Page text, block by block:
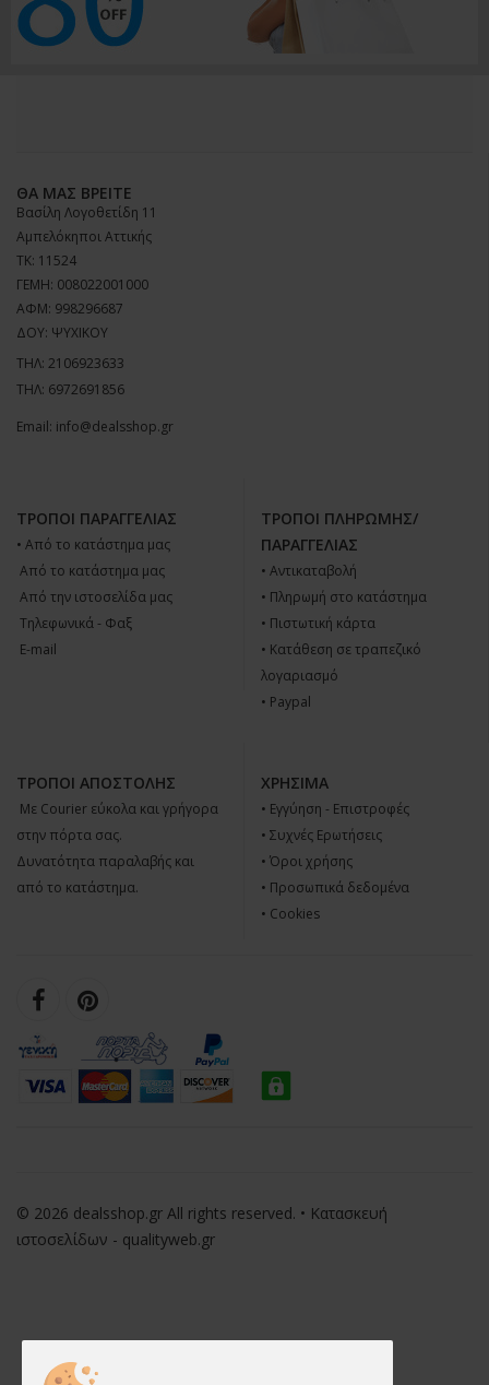
ΘΑ ΜΑΣ ΒΡΕΊΤΕ
Βασίλη Λογοθετίδη 11
Αμπελόκηποι Αττικής
ΤΚ: 11524
ΓΕΜΗ: 008022001000
ΑΦΜ: 998296687
ΔΟΥ: ΨΥΧΙΚΟΥ
ΤΗΛ: 2106923633
ΤΗΛ: 6972691856
Email: info@dealsshop.gr
ΤΡΌΠΟΙ ΠΑΡΑΓΓΕΛΊΑΣ
• Από το κατάστημα μας
 Από το κατάστημα μας
 Από την ιστοσελίδα μας
 Tηλεφωνικά - Φαξ
 E-mail
ΤΡΌΠΟΙ ΠΛΗΡΩΜΉΣ/
ΠΑΡΑΓΓΕΛΊΑΣ
• Αντικαταβολή
• Πληρωμή στο κατάστημα
• Πιστωτική κάρτα
• Κατάθεση σε τραπεζικό
λογαριασμό
• Paypal
ΤΡΌΠΟΙ ΑΠΟΣΤΟΛΉΣ
 Με Courier εύκολα και γρήγορα
στην πόρτα σας.
Δυνατότητα παραλαβής και
από το κατάστημα.
ΧΡΉΣΙΜΑ
• Εγγύηση - Επιστροφές
• Συχνές Ερωτήσεις
• Όροι χρήσης
• Προσωπικά δεδομένα
• Cookies
© 2026 dealsshop.gr All rights reserved. • Κατασκευή
ιστοσελίδων - qualityweb.gr